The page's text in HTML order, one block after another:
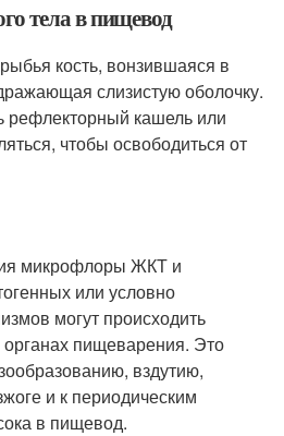
тела в пищевод
кость, вонзившаяся в
слизистую оболочку.
кашель или
чтобы освободиться от
микрофлоры ЖКТ и
или условно
могут происходить
пищеварения. Это
вздутию,
и к периодическим
в пищевод.